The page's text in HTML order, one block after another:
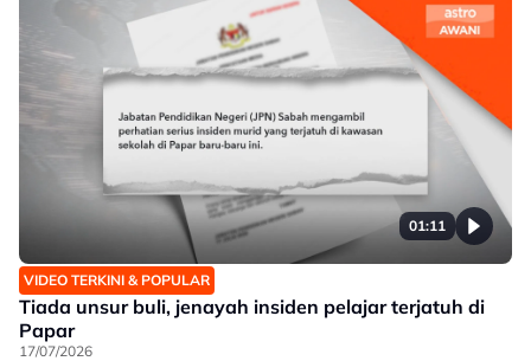
01:11
VIDEO TERKINI & POPULAR
Tiada unsur buli, jenayah insiden pelajar terjatuh di
Papar
17/07/2026